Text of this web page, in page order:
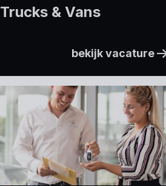
Trucks & Vans
bekijk vacature